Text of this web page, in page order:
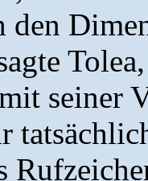
seiner